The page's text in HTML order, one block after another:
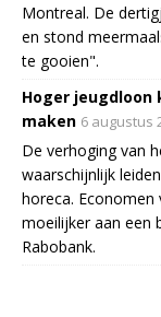
Montreal. De
en stond
te gooien".
Hoger jeugdloon
maken 6 augustus
De verhoging van
waarschijnlijk
horeca.
moeilijker aan een
Rabobank.